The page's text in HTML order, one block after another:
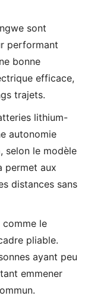
sont
performant
bonne
efficace,
trajets.
lithium-
autonomie
selon le modèle
permet aux
distances sans
comme le
pliable.
ayant peu
emmener